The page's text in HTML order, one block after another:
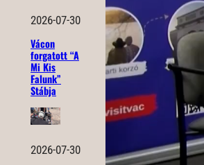
2026-07-30
Vácon
forgatott “A
Mi Kis
Falunk”
Stábja
2026-07-30